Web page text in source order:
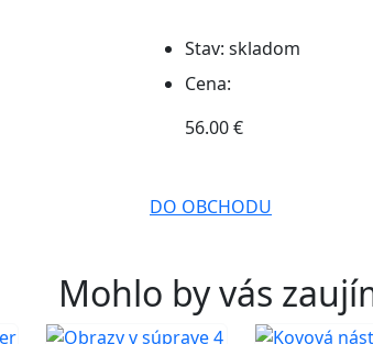
Stav: skladom
Cena:
56.00 €
DO OBCHODU
Mohlo by vás